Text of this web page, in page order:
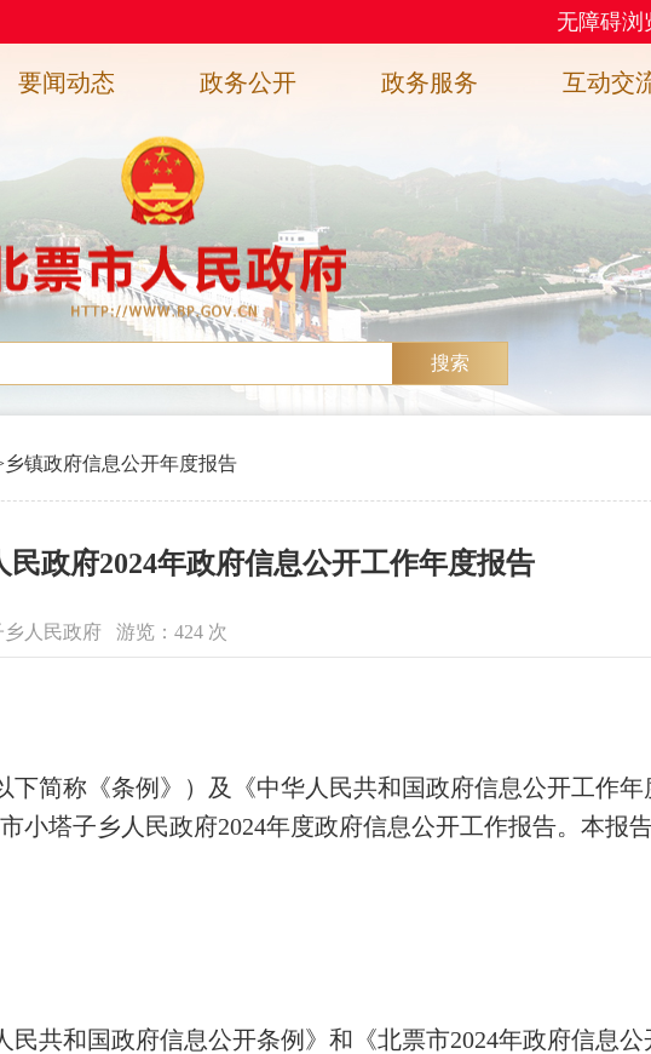
无障碍浏
要闻动态 政务公开 政务服务 互动交
搜索
乡镇政府信息公开年度报告
政府2024年政府信息公开工作年度报告
乡人民政府 游览： 424 次
简称《条例》）及《中华人民共和国政府信息公开工作年
小塔子乡人民政府2024年度政府信息公开工作报告。本报
共和国政府信息公开条例》和《北票市2024年政府信息